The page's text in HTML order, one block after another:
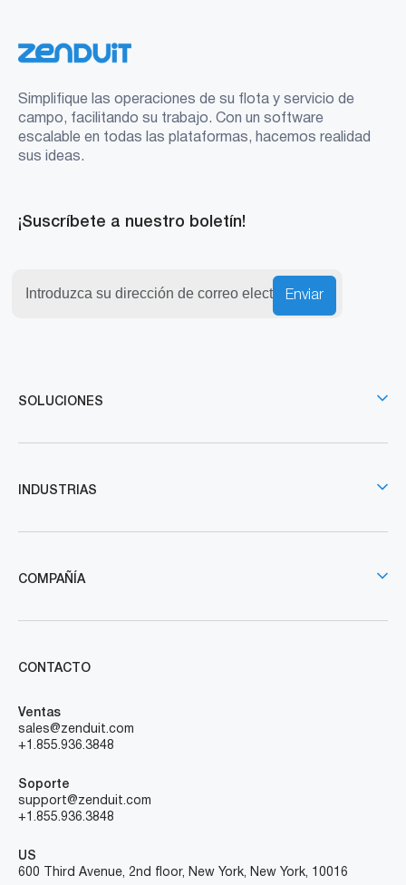
Simplifique las operaciones de su flota y servicio de
campo, facilitando su trabajo. Con un software
escalable en todas las plataformas, hacemos realidad
sus ideas.
¡Suscríbete a nuestro boletín!
Enviar
SOLUCIONES
INDUSTRIAS
COMPAÑÍA
CONTACTO
Ventas
sales@zenduit.com
+1.855.936.3848
Soporte
support@zenduit.com
+1.855.936.3848
US
600 Third Avenue, 2nd floor, New York, New York, 10016